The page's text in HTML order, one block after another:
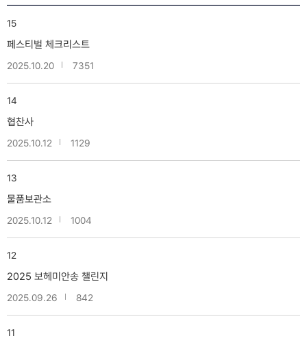
15
페스티벌 체크리스트
2025.10.20 7351
14
협찬사
2025.10.12 1129
13
물품보관소
2025.10.12 1004
12
2025 보헤미안송 챌린지
2025.09.26 842
11